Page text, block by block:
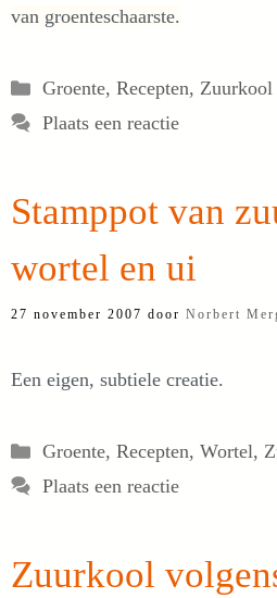
van groenteschaarste.
Categorieën
Groente, Recepten, Zuurkool
Plaats een reactie
Stamppot van
wortel en ui
27 november 2007 door Norbert
Een eigen, subtiele creatie.
Categorieën
Groente, Recepten, Wortel,
Plaats een reactie
Zuurkool